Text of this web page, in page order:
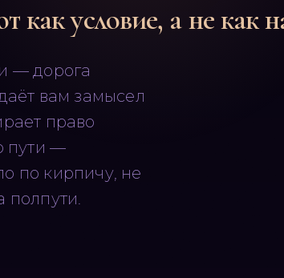
условие, а не как
— дорога
вам замысел
право
пути —
по кирпичу, не